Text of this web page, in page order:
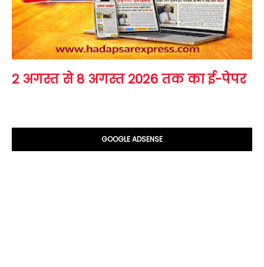
2 अगस्त से 8 अगस्त 2026 तक का ई-पेपर
GOOGLE ADSENSE